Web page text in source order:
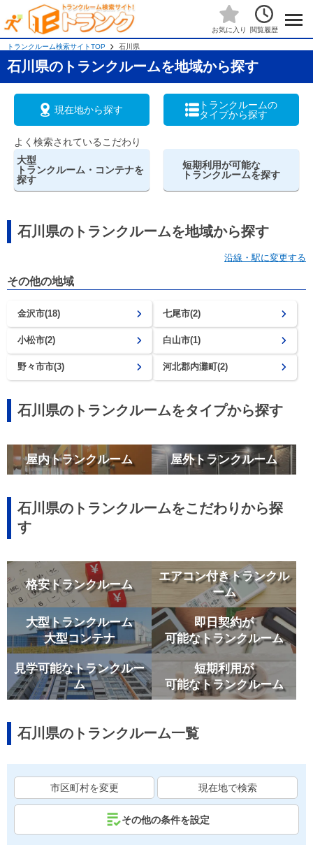
お気に入り 閲覧履歴
トランクルーム検索サイトTOP 石川県
石川県のトランクルームを地域から探す
現在地から探す
トランクルームの
タイプから探す
よく検索されているこだわり
大型
トランクルーム・コンテナを
探す
短期利用が可能な
トランクルームを探す
石川県のトランクルームを地域から探す
沿線・駅に変更する
その他の地域
金沢市(18) 七尾市(2)
小松市(2) 白山市(1)
野々市市(3) 河北郡内灘町(2)
石川県のトランクルームをタイプから探す
屋内トランクルーム 屋外トランクルーム
石川県のトランクルームをこだわりから探
す
格安トランクルーム
エアコン付きトランクル
ーム
大型トランクルーム
大型コンテナ
即日契約が
可能なトランクルーム
見学可能なトランクルー
ム
短期利用が
可能なトランクルーム
石川県のトランクルーム一覧
市区町村を変更 現在地で検索
その他の条件を設定